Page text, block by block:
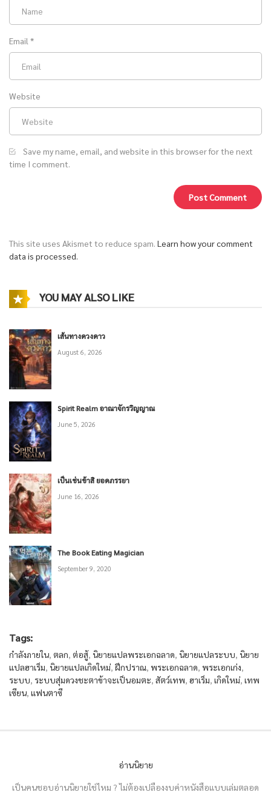
Email *
Website
Save my name, email, and website in this browser for the next
time I comment.
This site uses Akismet to reduce spam. Learn how your comment
data is processed.
YOU MAY ALSO LIKE
เส้นทางดวงดาว
August 6, 2026
Spirit Realm อาณาจักรวิญญาณ
June 5, 2026
เป็นเช่นข้าสิ ยอดภรรยา
June 16, 2026
The Book Eating Magician
September 9, 2020
Tags:
กำลังภายใน, ตลก, ต่อสู้, นิยายแปลพระเอกฉลาด, นิยายแปลระบบ, นิยาย
แปลฮาเร็ม, นิยายแปลเกิดใหม่, ฝึกปราณ, พระเอกฉลาด, พระเอกเก่ง,
ระบบ, ระบบสุ่มดวงชะตาข้าจะเป็นอมตะ, สัตว์เทพ, ฮาเร็ม, เกิดใหม่, เทพ
เซียน, แฟนตาซี
อ่านนิยาย
เป็นคนชอบอ่านนิยายใช่ไหม ? ไม่ต้องเปลืองงบค่าหนังสือแบบเล่มตลอด